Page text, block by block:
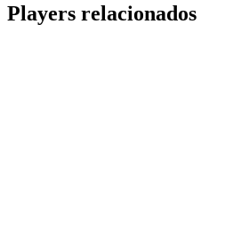
Players relacionados